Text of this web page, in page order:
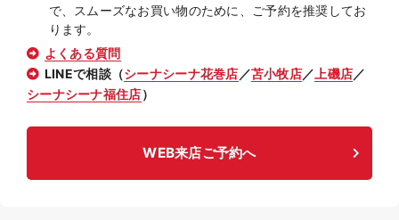
で、スムーズなお買い物のために、ご予約を推奨してお
ります。
よくある質問
LINEで相談（シーナシーナ花巻店 ／苫小牧店／ 上磯店／
シーナシーナ福住店）
WEB来店ご予約へ